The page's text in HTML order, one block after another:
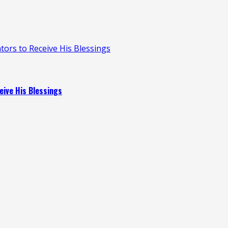
to Receive His Blessings
His Blessings